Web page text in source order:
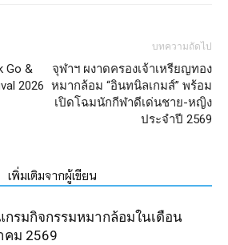
Go &
2026
บทความถัดไป
จุฬาฯ ผงาดครองเจ้าเหรียญทอง
หมากล้อม “อินทนิลเกมส์” พร้อม
เปิดโฉมนักกีฬาดีเด่นชาย-หญิง
ประจำปี 2569
เพิ่มเติมจากผู้เขียน
กรมกิจกรรมหมากล้อมในเดือน
คม 2569